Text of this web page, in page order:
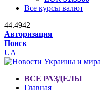
Все курсы валют
44.4942
Авторизация
Поиск
UA
ВСЕ РАЗДЕЛЫ
Главная